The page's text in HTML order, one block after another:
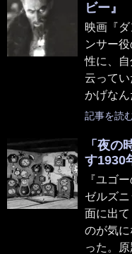
ビー』
映画『
ンサー
性に、
云って
かげな
記事を読
「夜
す1930
『ユゴ
ゼルズ
面に出
のが気
った。原